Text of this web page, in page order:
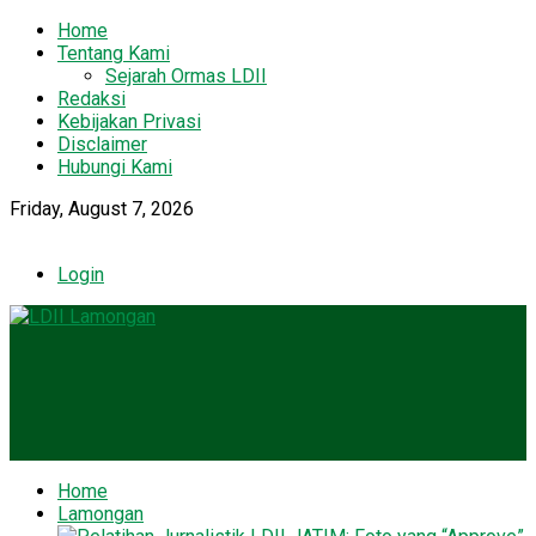
Home
Tentang Kami
Sejarah Ormas LDII
Redaksi
Kebijakan Privasi
Disclaimer
Hubungi Kami
Friday, August 7, 2026
Login
Home
Lamongan